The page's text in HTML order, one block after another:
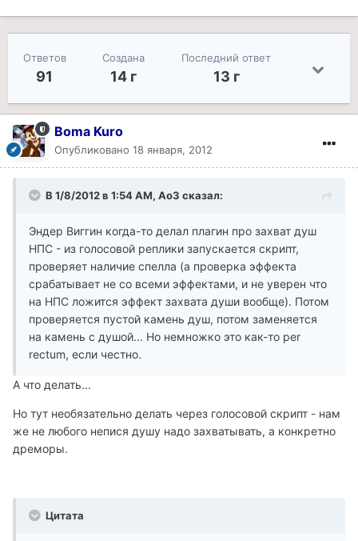
Ответов
91
Создана
14 г
Последний ответ
13 г
Boma Kuro
Опубликовано 18 января, 2012
В 1/8/2012 в 1:54 AM, Ao3 сказал:
Эндер Виггин когда-то делал плагин про захват душ
НПС - из голосовой реплики запускается скрипт,
проверяет наличие спелла (а проверка эффекта
срабатывает не со всеми эффектами, и не уверен что
на НПС ложится эффект захвата души вообще). Потом
проверяется пустой камень душ, потом заменяется
на камень с душой... Но немножко это как-то per
rectum, если честно.
А что делать...
Но тут необязательно делать через голосовой скрипт - нам
же не любого непися душу надо захватывать, а конкретно
дреморы.
Цитата